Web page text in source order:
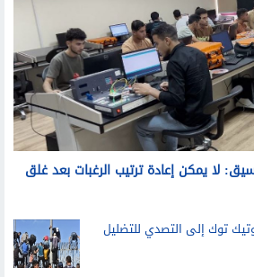
لا يمكن إعادة ترتيب الرغبات بعد غلق
وتيك توك إلى التصدي للتضليل